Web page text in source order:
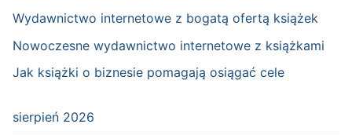
Wydawnictwo internetowe z bogatą ofertą książek
Nowoczesne wydawnictwo internetowe z książkami
Jak książki o biznesie pomagają osiągać cele
sierpień 2026